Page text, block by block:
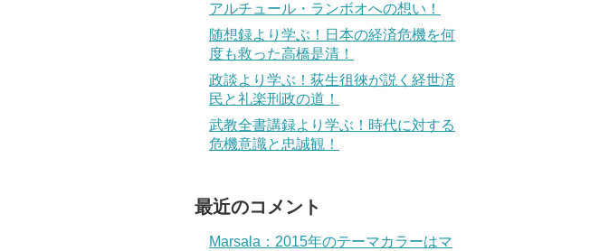
アルチュール・ランボオへの想い！
随想録より学ぶ！日本の経済危機を何
度も救った高橋是清！
政談より学ぶ！荻生徂徠が説く経世済
民と礼楽刑政の道！
武教全書講録より学ぶ！時代に対する
危機意識と忠誠観！
最近のコメント
Marsala：2015年のテーマカラーはマ